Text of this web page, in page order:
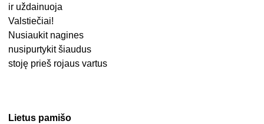
ir uždainuoja
Valstiečiai!
Nusiaukit nagines
nusipurtykit šiaudus
stoję prieš rojaus vartus
Lietus pamišo